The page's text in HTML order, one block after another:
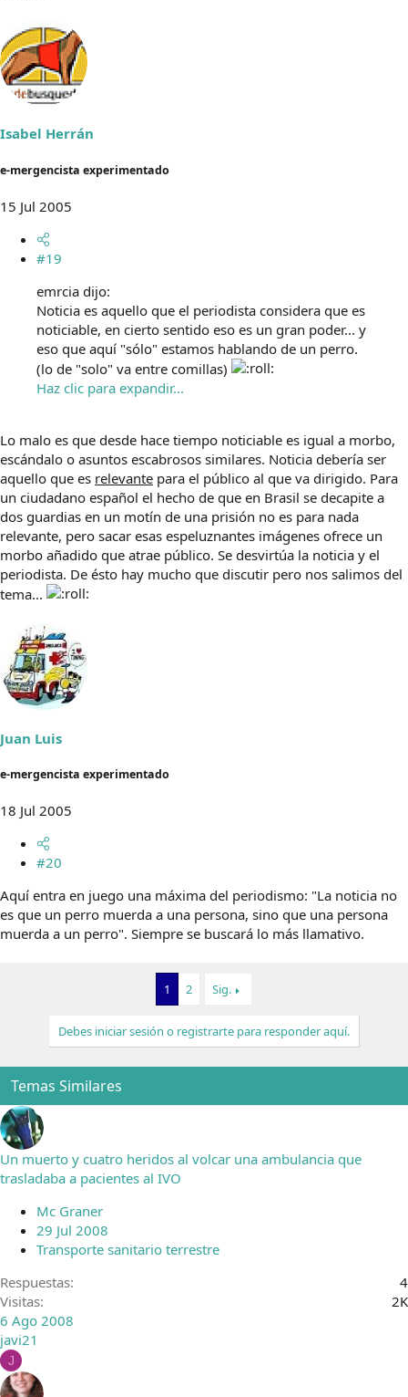
Isabel Herrán
e-mergencista experimentado
15 Jul 2005
#19
emrcia dijo:
Noticia es aquello que el periodista considera que es
noticiable, en cierto sentido eso es un gran poder... y
eso que aquí "sólo" estamos hablando de un perro.
(lo de "solo" va entre comillas)
Haz clic para expandir...
Lo malo es que desde hace tiempo noticiable es igual a morbo,
escándalo o asuntos escabrosos similares. Noticia debería ser
aquello que es relevante para el público al que va dirigido. Para
un ciudadano español el hecho de que en Brasil se decapite a
dos guardias en un motín de una prisión no es para nada
relevante, pero sacar esas espeluznantes imágenes ofrece un
morbo añadido que atrae público. Se desvirtúa la noticia y el
periodista. De ésto hay mucho que discutir pero nos salimos del
tema...
Juan Luis
e-mergencista experimentado
18 Jul 2005
#20
Aquí entra en juego una máxima del periodismo: "La noticia no
es que un perro muerda a una persona, sino que una persona
muerda a un perro". Siempre se buscará lo más llamativo.
1 2 Sig.
Debes iniciar sesión o registrarte para responder aquí.
Temas Similares
Un muerto y cuatro heridos al volcar una ambulancia que
trasladaba a pacientes al IVO
Mc Graner
29 Jul 2008
Transporte sanitario terrestre
Respuestas
4
Visitas
2K
6 Ago 2008
javi21
J